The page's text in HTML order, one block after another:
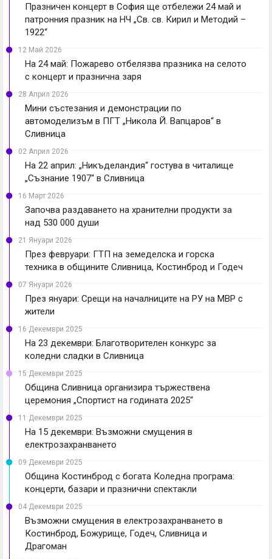
Празничен концерт в София ще отбележи 24 май и
патронния празник на НЧ „Св. св. Кирил и Методий –
1922“
12 Май 2026
На 24 май: Пожарево отбелязва празника на селото
с концерт и празнична заря
28 Април 2026
Мини състезания и демонстрации по
автомоделизъм в ПГТ „Никола Й. Вапцаров“ в
Сливница
02 Април 2026
На 22 април: „Никъделандия“ гостува в читалище
„Съзнание 1907“ в Сливница
16 Март 2026
Започва раздаването на хранителни продукти за
над 530 000 души
21 Януари 2026
През февруари: ГТП на земеделска и горска
техника в общините Сливница, Костинброд и Годеч
07 Януари 2026
През януари: Срещи на началниците на РУ на МВР с
жители
16 Декември 2025
На 23 декември: Благотворителен конкурс за
коледни сладки в Сливница
15 Декември 2025
Община Сливница организира тържествена
церемония „Спортист на годината 2025“
11 Декември 2025
На 15 декември: Възможни смущения в
електрозахранването
09 Декември 2025
Община Костинброд с богата Коледна програма:
концерти, базари и празнични спектакли
04 Декември 2025
Възможни смущения в електрозахранването в
Костинброд, Божурище, Годеч, Сливница и
Драгоман